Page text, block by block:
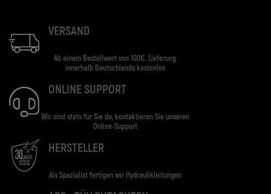
VERSAND
Ab einem Bestellwert von 100€. Lieferung
innerhalb Deutschlands kostenlos
ONLINE SUPPORT
Wir sind stets für Sie da, kontaktieren Sie unseren
Online-Support
HERSTELLER
Als Spezialist fertigen wir Hydraulikleitungen